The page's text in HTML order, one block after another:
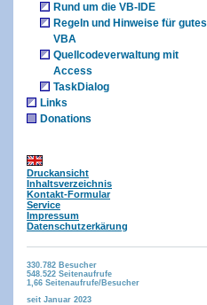
Rund um die VB-IDE
Regeln und Hinweise für gutes
VBA
Quellcodeverwaltung mit
Access
TaskDialog
Links
Donations
Druckansicht
Inhaltsverzeichnis
Kontakt-Formular
Service
Impressum
Datenschutzerkärung
330.782 Besucher
548.522 Seitenaufrufe
1,66 Seitenaufrufe/Besucher
seit Januar 2023